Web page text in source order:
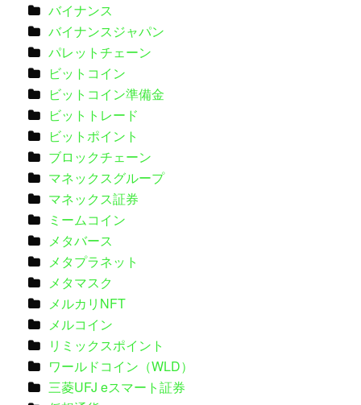
バイナンス
バイナンスジャパン
パレットチェーン
ビットコイン
ビットコイン準備金
ビットトレード
ビットポイント
ブロックチェーン
マネックスグループ
マネックス証券
ミームコイン
メタバース
メタプラネット
メタマスク
メルカリNFT
メルコイン
リミックスポイント
ワールドコイン（WLD）
三菱UFJ eスマート証券